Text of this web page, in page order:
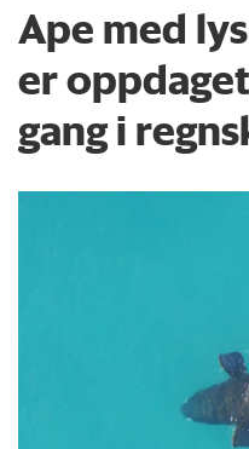
Ape med
er
gang i